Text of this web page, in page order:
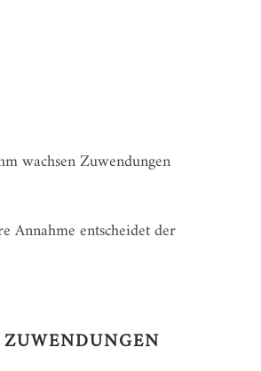
wachsen Zuwendungen
Annahme entscheidet der